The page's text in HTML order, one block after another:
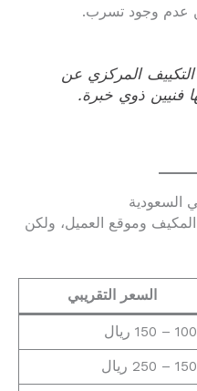
عدم وجود تسرب.
المركزي عن
ذوي خبرة.
السعودية
وموقع العميل، ولكن
السعر التقريبي
100 – 150 ريال
150 – 250 ريال